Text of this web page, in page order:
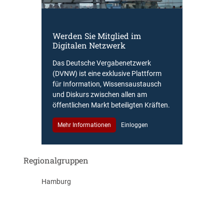
Werden Sie Mitglied im
Digitalen Netzwerk
Das Deutsche Vergabenetzwerk
(DVNW) ist eine exklusive Plattform
für Information, Wissensaustausch
und Diskurs zwischen allen am
öffentlichen Markt beteiligten Kräften.
Mehr Informationen Einloggen
Regionalgruppen
Hamburg